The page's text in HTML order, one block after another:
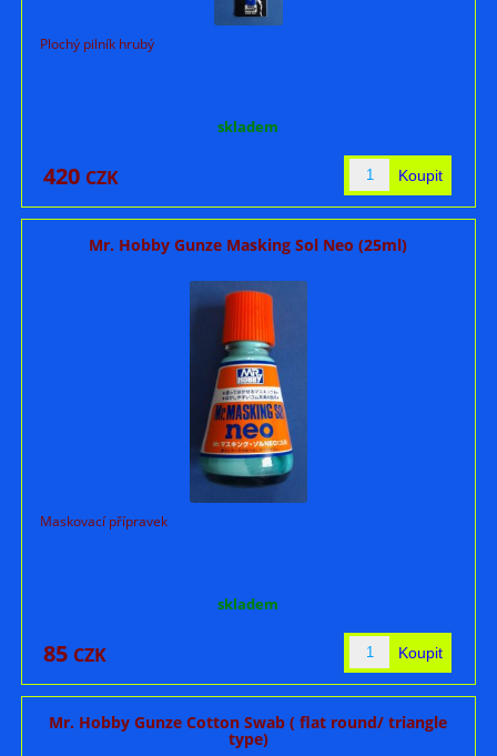
Plochý pilník hrubý
skladem
420 CZK
Mr. Hobby Gunze Masking Sol Neo (25ml)
Maskovací přípravek
skladem
85 CZK
Mr. Hobby Gunze Cotton Swab ( flat round/ triangle
type)